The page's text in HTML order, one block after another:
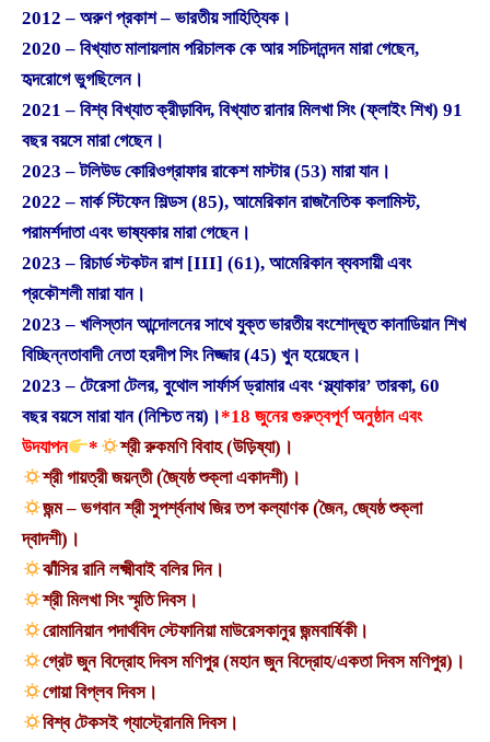
2012 – অরুণ প্রকাশ – ভারতীয় সাহিত্যিক।
2020 – বিখ্যাত মালায়লাম পরিচালক কে আর সচিদানন্দন মারা গেছেন,
হৃদরোগে ভুগছিলেন।
2021 – বিশ্ব বিখ্যাত ক্রীড়াবিদ, বিখ্যাত রানার মিলখা সিং (ফ্লাইং শিখ) 91
বছর বয়সে মারা গেছেন।
2023 – টলিউড কোরিওগ্রাফার রাকেশ মাস্টার (53) মারা যান।
2022 – মার্ক স্টিফেন শিল্ডস (85), আমেরিকান রাজনৈতিক কলামিস্ট,
পরামর্শদাতা এবং ভাষ্যকার মারা গেছেন।
2023 – রিচার্ড স্টকটন রাশ [III] (61), আমেরিকান ব্যবসায়ী এবং
প্রকৌশলী মারা যান।
2023 – খলিস্তান আন্দোলনের সাথে যুক্ত ভারতীয় বংশোদ্ভূত কানাডিয়ান শিখ
বিচ্ছিন্নতাবাদী নেতা হরদীপ সিং নিজ্জার (45) খুন হয়েছেন।
2023 – টেরেসা টেলর, বুথোল সার্ফার্স ড্রামার এবং ‘স্ল্যাকার’ তারকা, 60
বছর বয়সে মারা যান (নিশ্চিত নয়)।*18 জুনের গুরুত্বপূর্ণ অনুষ্ঠান এবং
উদযাপন
*
শ্রী রুকমণি বিবাহ (উড়িষ্যা)।
শ্রী গায়ত্রী জয়ন্তী (জ্যৈষ্ঠ শুক্লা একাদশী)।
জন্ম – ভগবান শ্রী সুপর্শ্বনাথ জির তপ কল্যাণক (জৈন, জ্যেষ্ঠ শুক্লা
দ্বাদশী)।
ঝাঁসির রানি লক্ষ্মীবাই বলির দিন।
শ্রী মিলখা সিং স্মৃতি দিবস।
রোমানিয়ান পদার্থবিদ স্টেফানিয়া মাউরেসকানুর জন্মবার্ষিকী।
গ্রেট জুন বিদ্রোহ দিবস মণিপুর (মহান জুন বিদ্রোহ/একতা দিবস মণিপুর)।
গোয়া বিপ্লব দিবস।
বিশ্ব টেকসই গ্যাস্ট্রোনমি দিবস।